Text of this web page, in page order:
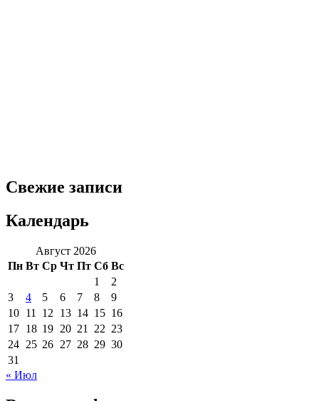
Свежие записи
Календарь
Август 2026
Пн Вт Ср Чт Пт Сб Вс
1
2
3
4 5 6 7 8
9
10 11 12 13 14 15 16
17 18 19 20 21 22 23
24 25 26 27 28 29 30
31
« Июл